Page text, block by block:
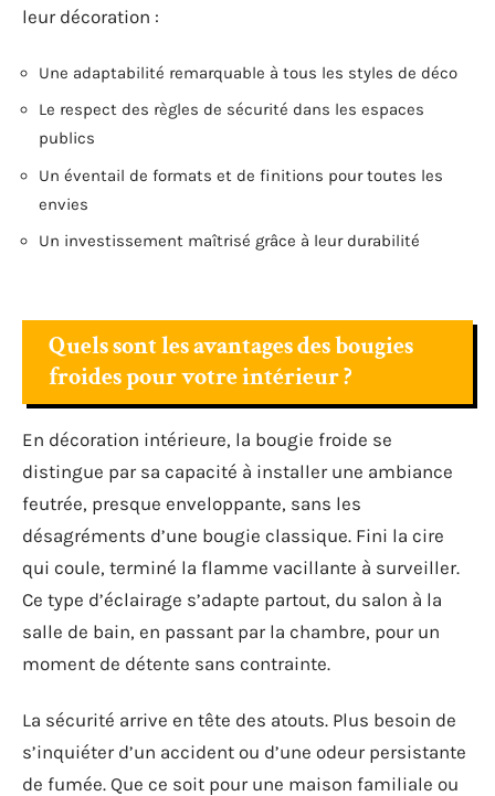
leur décoration :
Une adaptabilité remarquable à tous les styles de déco
Le respect des règles de sécurité dans les espaces
publics
Un éventail de formats et de finitions pour toutes les
envies
Un investissement maîtrisé grâce à leur durabilité
Quels sont les avantages des bougies
froides pour votre intérieur ?
En décoration intérieure, la bougie froide se
distingue par sa capacité à installer une ambiance
feutrée, presque enveloppante, sans les
désagréments d’une bougie classique. Fini la cire
qui coule, terminé la flamme vacillante à surveiller.
Ce type d’éclairage s’adapte partout, du salon à la
salle de bain, en passant par la chambre, pour un
moment de détente sans contrainte.
La sécurité arrive en tête des atouts. Plus besoin de
s’inquiéter d’un accident ou d’une odeur persistante
de fumée. Que ce soit pour une maison familiale ou